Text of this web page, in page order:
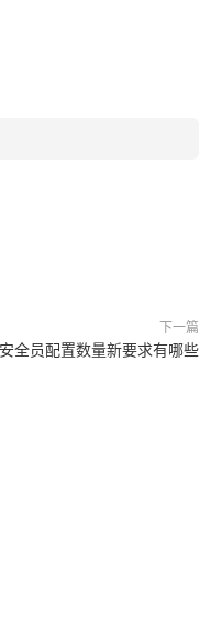
下一篇
安全员配置数量新要求有哪些